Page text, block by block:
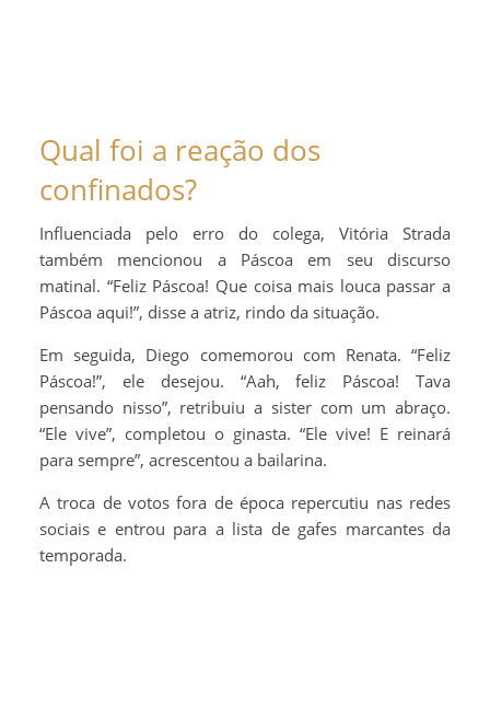
Qual foi a reação dos
confinados?
Influenciada pelo erro do colega, Vitória Strada
também mencionou a Páscoa em seu discurso
matinal. “Feliz Páscoa! Que coisa mais louca passar a
Páscoa aqui!”, disse a atriz, rindo da situação.
Em seguida, Diego comemorou com Renata. “Feliz
Páscoa!”, ele desejou. “Aah, feliz Páscoa! Tava
pensando nisso”, retribuiu a sister com um abraço.
“Ele vive”, completou o ginasta. “Ele vive! E reinará
para sempre”, acrescentou a bailarina.
A troca de votos fora de época repercutiu nas redes
sociais e entrou para a lista de gafes marcantes da
temporada.